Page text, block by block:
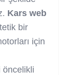
Kars web
bir
için
öncelikli